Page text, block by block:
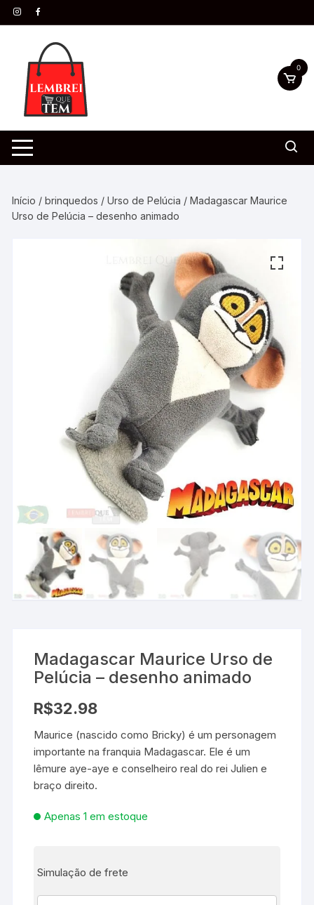
0
Início /brinquedos /Urso de Pelúcia / Madagascar Maurice
Urso de Pelúcia – desenho animado
Madagascar Maurice Urso de
Pelúcia – desenho animado
R$32.98
Maurice (nascido como Bricky) é um personagem
importante na franquia Madagascar. Ele é um
lêmure aye-aye e conselheiro real do rei Julien e
braço direito.
Apenas 1 em estoque
Simulação de frete